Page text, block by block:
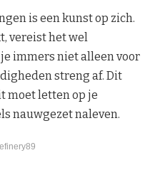
is een kunst op zich.
vereist het wel
immers niet alleen voor
streng af. Dit
moet letten op je
nauwgezet naleven.